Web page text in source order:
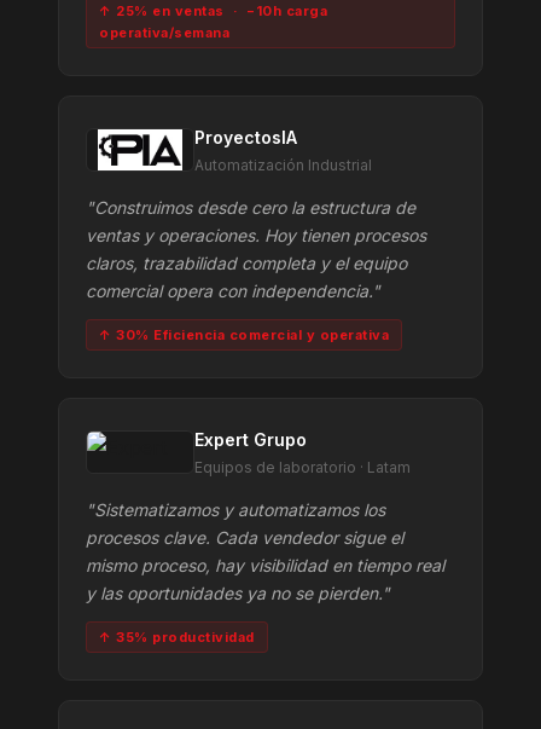
↑ 25% en ventas · −10h carga
operativa/semana
ProyectosIA
Automatización Industrial
"Construimos desde cero la estructura de
ventas y operaciones. Hoy tienen procesos
claros, trazabilidad completa y el equipo
comercial opera con independencia."
↑ 30% Eficiencia comercial y operativa
Expert Grupo
Equipos de laboratorio · Latam
"Sistematizamos y automatizamos los
procesos clave. Cada vendedor sigue el
mismo proceso, hay visibilidad en tiempo real
y las oportunidades ya no se pierden."
↑ 35% productividad